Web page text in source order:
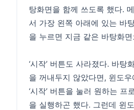
탕화면을 함께 쓰도록 했다.
서 가장 왼쪽 아래에 있는 바
을 누르면 지금 같은 바탕화
‘시작’ 버튼도 사라졌다. 바탕
을 꺼내두지 않았다면, 윈도
‘시작’ 버튼을 눌러 원하는 프
을 실행하곤 했다. 그런데 윈